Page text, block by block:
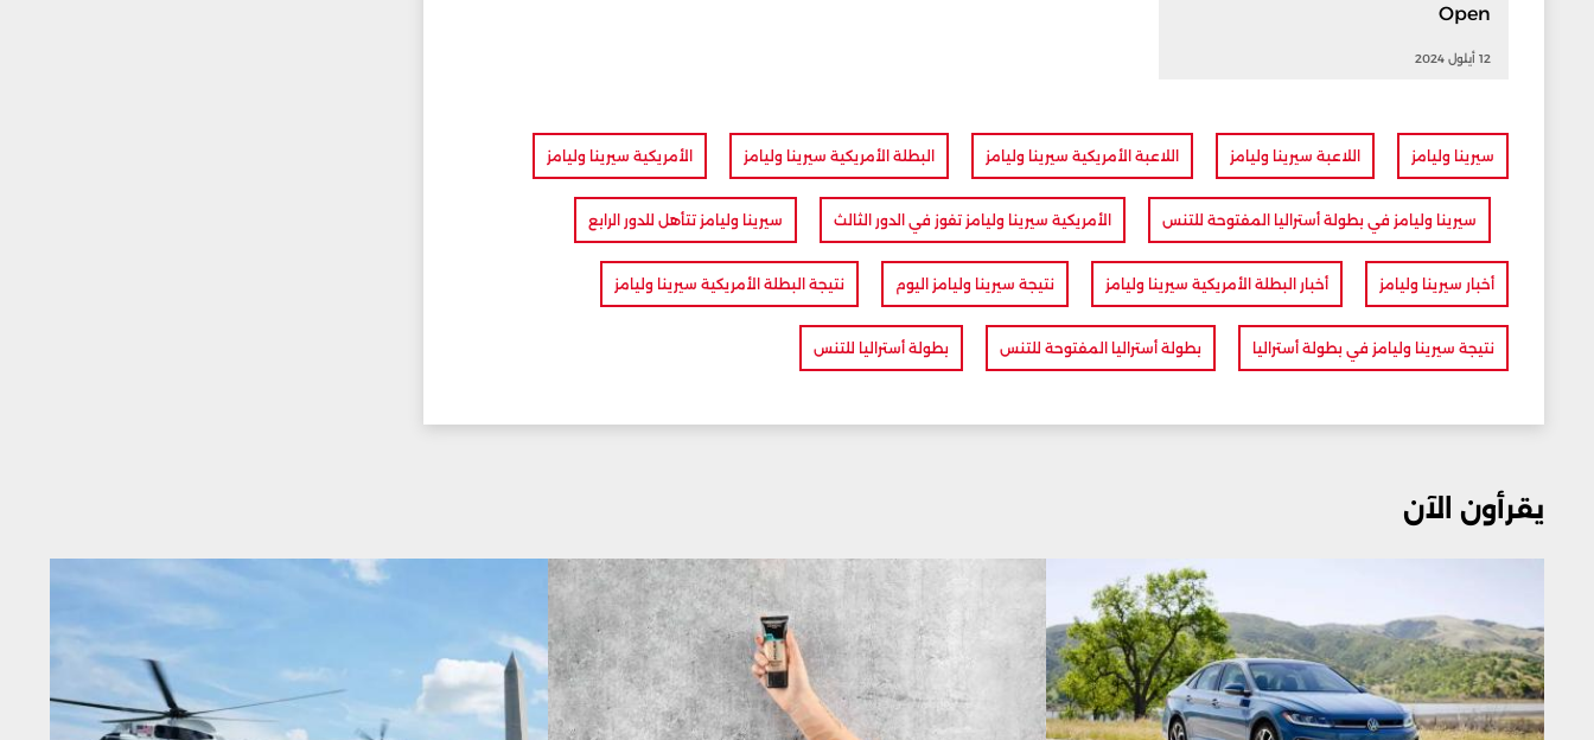
Open
12 أيلول 2024
سيرينا وليامز اللاعبة سيرينا وليامز اللاعبة الأمريكية سيرينا وليامز البطلة الأمريكية سيرينا وليامز الأمريكية سيرينا وليامز
سيرينا وليامز في بطولة أستراليا المفتوحة للتنس الأمريكية سيرينا وليامز تفوز في الدور الثالث سيرينا وليامز تتأهل للدور الرابع
أخبار سيرينا وليامز أخبار البطلة الأمريكية سيرينا وليامز نتيجة سيرينا وليامز اليوم نتيجة البطلة الأمريكية سيرينا وليامز
نتيجة سيرينا وليامز في بطولة أستراليا بطولة أستراليا المفتوحة للتنس بطولة أستراليا للتنس
يقرأون الآن